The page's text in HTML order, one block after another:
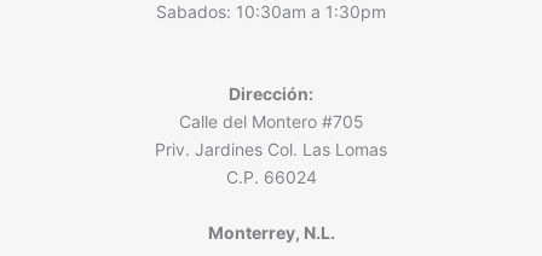
Sabados: 10:30am a 1:30pm
Dirección:
Calle del Montero #705
Priv. Jardines Col. Las Lomas
C.P. 66024
Monterrey, N.L.